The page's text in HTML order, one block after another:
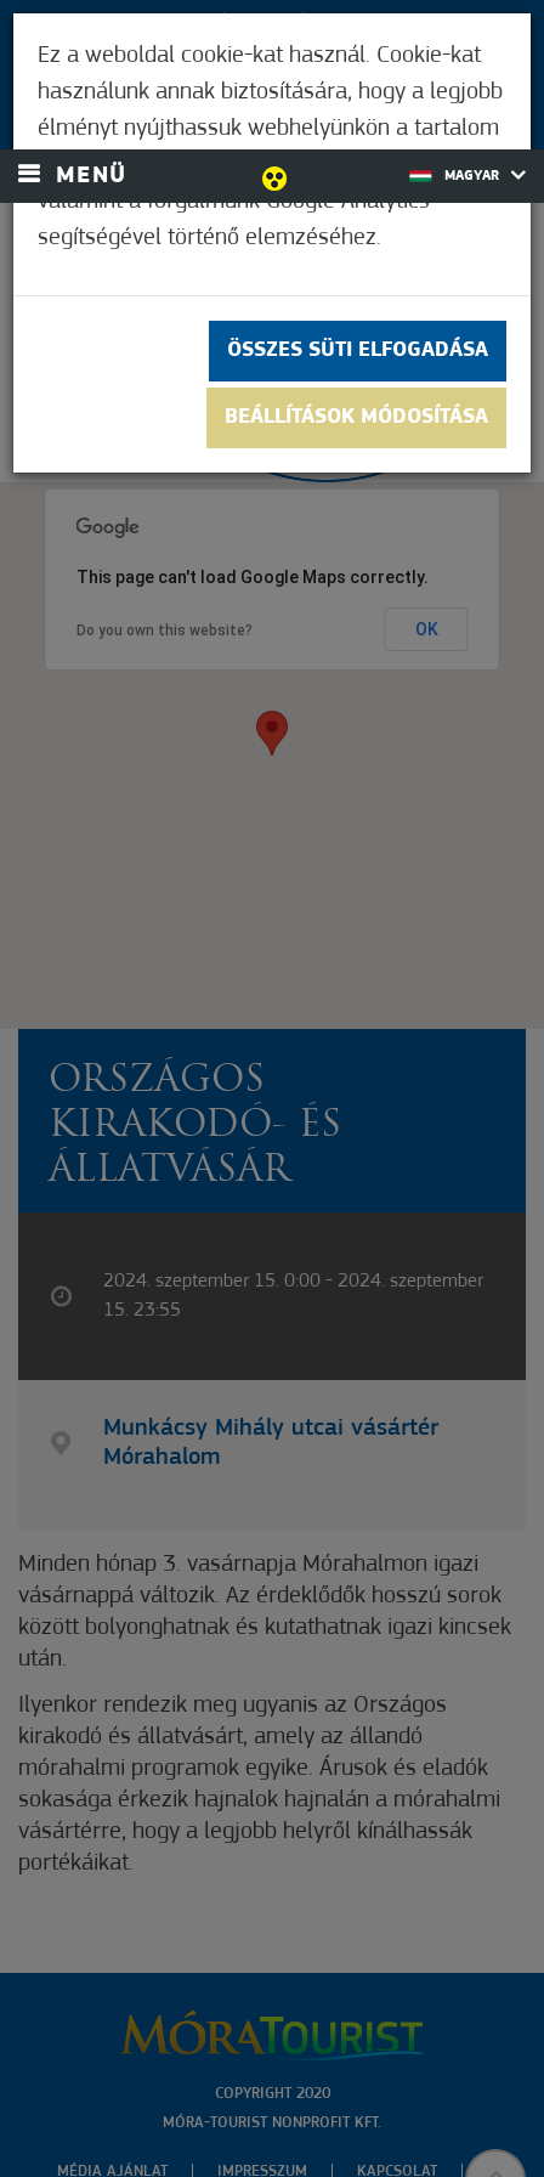
BEJELENTKEZÉS
MENÜ MAGYAR
This page can't load Google Maps correctly.
Do you own this website? OK
ORSZÁGOS
KIRAKODÓ- ÉS
ÁLLATVÁSÁR
2024. szeptember 15. 0:00 - 2024. szeptember
15. 23:55
Munkácsy Mihály utcai vásártér
Mórahalom
Minden hónap 3. vasárnapja Mórahalmon igazi
vásárnappá változik. Az érdeklődők hosszú sorok
között bolyonghatnak és kutathatnak igazi kincsek
után.
Ilyenkor rendezik meg ugyanis az Országos
kirakodó és állatvásárt, amely az állandó
mórahalmi programok egyike. Árusok és eladók
sokasága érkezik hajnalok hajnalán a mórahalmi
vásártérre, hogy a legjobb helyről kínálhassák
portékáikat.
Ez a weboldal cookie-kat használ. Cookie-kat
használunk annak biztosítására, hogy a legjobb
élményt nyújthassuk webhelyünkön a tartalom
és a hirdetések személyre szabásához,
valamint a forgalmunk Google Analytics
segítségével történő elemzéséhez.
ÖSSZES SÜTI ELFOGADÁSA
BEÁLLÍTÁSOK MÓDOSÍTÁSA
COPYRIGHT 2020
MÓRA-TOURIST NONPROFIT KFT.
MÉDIA AJÁNLAT IMPRESSZUM KAPCSOLAT